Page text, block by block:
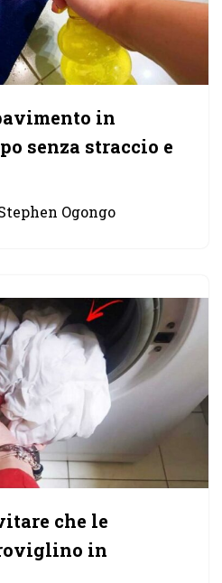
in
senza straccio e
Ogongo
che le
in